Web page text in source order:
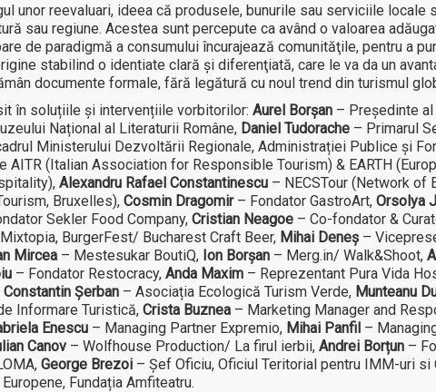
unor reevaluari, ideea că produsele, bunurile sau serviciile locale
sau regiune. Acestea sunt percepute ca având o valoarea
de paradigmă a consumului încurajează comunităţile, pentru a
stabilind o identiate clară și diferenţiată, care le va da un
documente formale, fără legătură cu noul trend din turismul
în soluțiile și intervențiile vorbitorilor: Aurel Borșan– Președinte al
Național al Literaturii Române, Daniel Tudorache– Primarul
Ministerului Dezvoltării Regionale, Administrației Publice și
(Italian Association for Responsible Tourism) & EARTH
Alexandru Rafael Constantinescu– NECSTour (Network of
Bruxelles), Cosmin Dragomir– Fondator GastroArt, Orsolya
Sekler Food Company, Cristian Neagoe– Co-fondator &
BurgerFest/ Bucharest Craft Beer, Mihai Deneș–
Mircea– Mestesukar BoutiQ, Ion Borșan– Merg.in/ Walk&Shoot,
– Fondator Restocracy, Anda Maxim– Reprezentant Pura Vida
Constantin Șerban– Asociația Ecologică Turism Verde, Munteanu
Informare Turistică, Crista Buznea– Marketing Manager and
Enescu– Managing Partner Expremio, Mihai Panfil–
Canov– Wolfhouse Production/ La firul ierbii, Andrei Borțun–
George Brezoi– Șef Oficiu, Oficiul Teritorial pentru IMM-uri si
Fundația Amfiteatru.